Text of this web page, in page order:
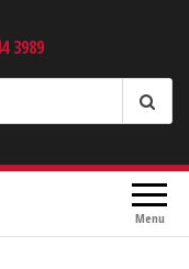
Menu